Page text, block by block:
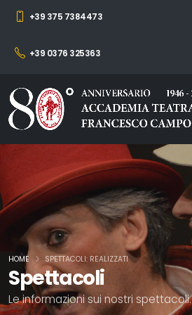
+39 375 7384473
+39 0376 325363
Spettacoli
Le informazioni sui nostri spettacoli.
HOME SPETTACOLI: REALIZZATI